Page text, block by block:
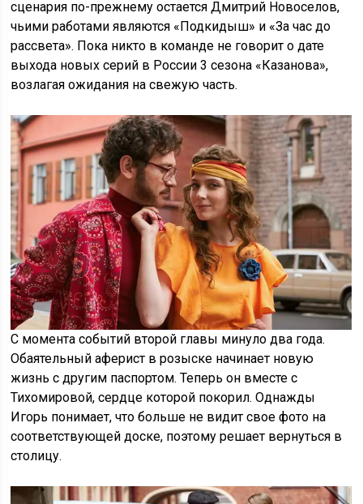
сценария по-прежнему остается Дмитрий Новоселов,
чьими работами являются «Подкидыш» и «За час до
рассвета». Пока никто в команде не говорит о дате
выхода новых серий в России 3 сезона «Казанова»,
возлагая ожидания на свежую часть.
С момента событий второй главы минуло два года.
Обаятельный аферист в розыске начинает новую
жизнь с другим паспортом. Теперь он вместе с
Тихомировой, сердце которой покорил. Однажды
Игорь понимает, что больше не видит свое фото на
соответствующей доске, поэтому решает вернуться в
столицу.